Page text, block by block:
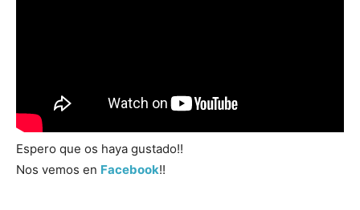
Espero que os haya gustado!!
Nos vemos en Facebook!!